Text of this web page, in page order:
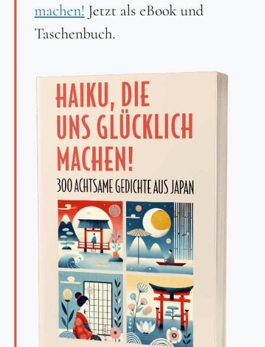
machen! Jetzt als eBook und
Taschenbuch.